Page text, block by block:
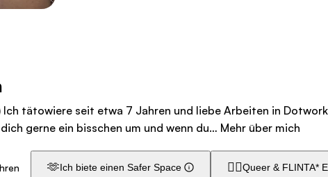
Ich tätowiere seit etwa 7 Jahren und liebe Arbeiten in
gerne ein bisschen um und wenn du… Mehr über mich
🫶Ich biete einen Safer Space 🏳️‍🌈Queer & FLINTA*